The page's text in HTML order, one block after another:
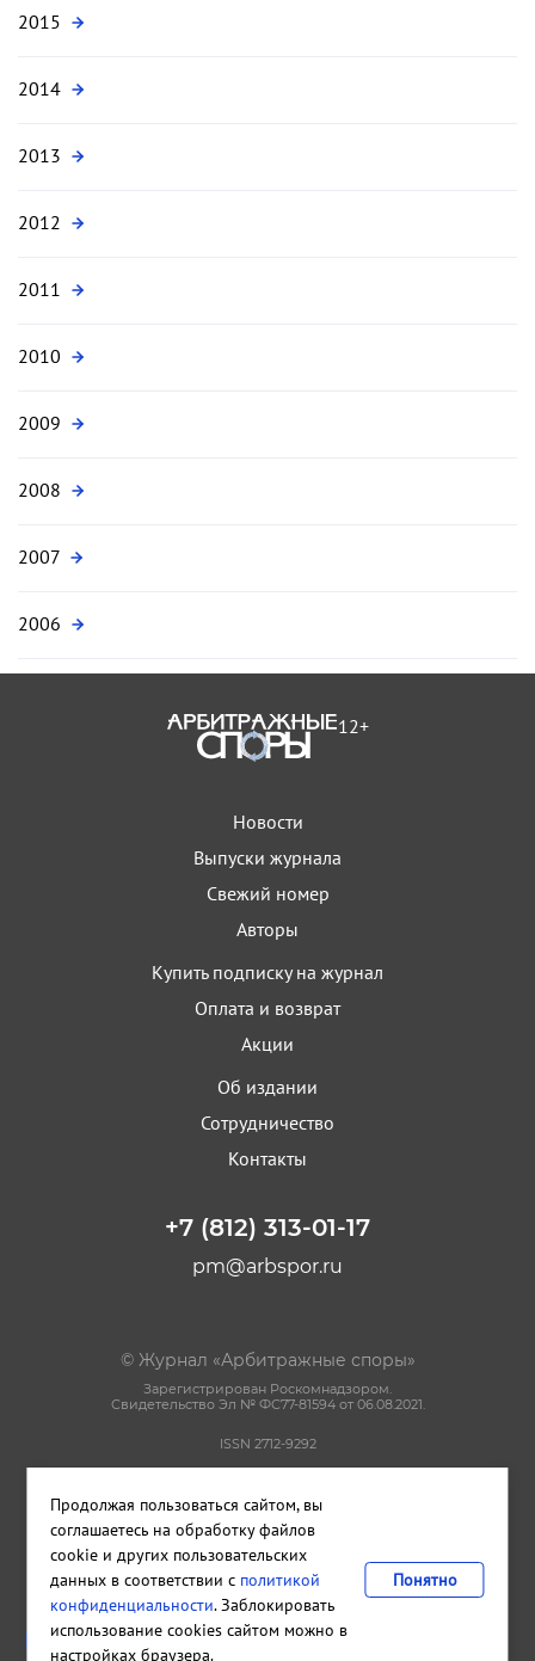
2015
2014
2013
2012
2011
2010
2009
2008
2007
2006
12+
Новости
Выпуски журнала
Свежий номер
Авторы
Купить подписку на журнал
Оплата и возврат
Акции
Об издании
Сотрудничество
Контакты
+7 (812) 313-01-17
pm@arbspor.ru
© Журнал «Арбитражные споры»
Зарегистрирован Роскомнадзором.
Свидетельство Эл № ФС77-81594 от 06.08.2021.
ISSN 2712-9292
Пользовательское соглашение
Правила использования материалов сайта
Сделано вCetera
Издательство и редакция ООО "КАДИС"
Санкт-Петербург ,Петроградская набережная, дом 22, литера А,
Продолжая пользоваться сайтом, вы
соглашаетесь на обработку файлов
cookie и других пользовательских
данных в соответствии с политикой
конфиденциальности. Заблокировать
использование cookies сайтом можно в
настройках браузера.
Понятно